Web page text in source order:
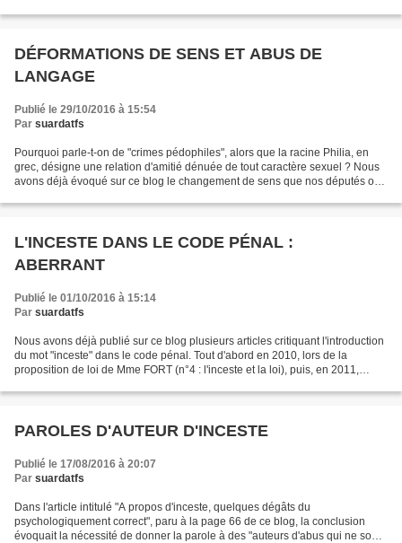
DÉFORMATIONS DE SENS ET ABUS DE
LANGAGE
Publié le 29/10/2016 à 15:54
Par suardatfs
Pourquoi parle-t-on de "crimes pédophiles", alors que la racine Philia, en
grec, désigne une relation d'amitié dénuée de tout caractère sexuel ? Nous
avons déjà évoqué sur ce blog le changement de sens que nos députés ont
L'INCESTE DANS LE CODE PÉNAL :
ABERRANT
Publié le 01/10/2016 à 15:14
Par suardatfs
Nous avons déjà publié sur ce blog plusieurs articles critiquant l'introduction
du mot "inceste" dans le code pénal. Tout d'abord en 2010, lors de la
proposition de loi de Mme FORT (n°4 : l'inceste et la loi), puis, en 2011,
PAROLES D'AUTEUR D'INCESTE
Publié le 17/08/2016 à 20:07
Par suardatfs
Dans l'article intitulé "A propos d'inceste, quelques dégâts du
psychologiquement correct", paru à la page 66 de ce blog, la conclusion
évoquait la nécessité de donner la parole à des "auteurs d'abus qui ne sont